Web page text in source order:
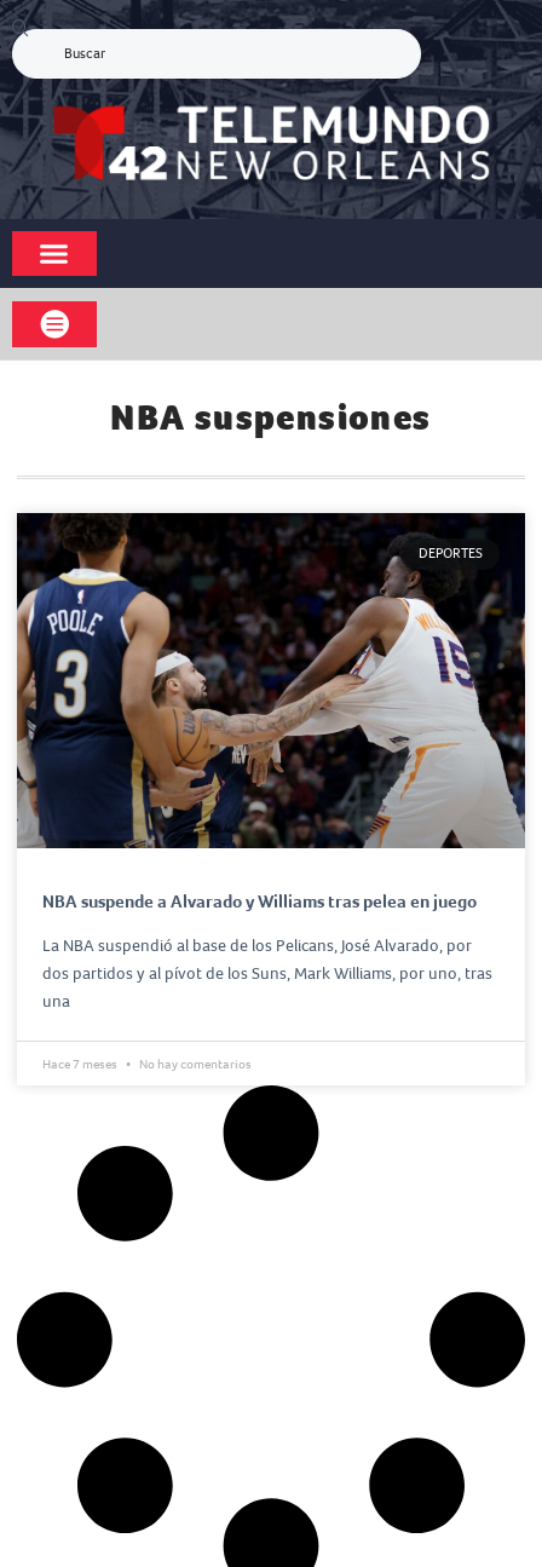
NBA suspensiones
DEPORTES
NBA suspende a Alvarado y Williams tras pelea en juego
La NBA suspendió al base de los Pelicans, José Alvarado, por
dos partidos y al pívot de los Suns, Mark Williams, por uno, tras
una
Hace 7 meses No hay comentarios